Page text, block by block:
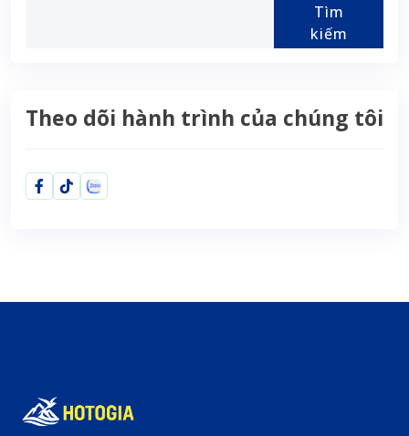
Tìm
kiếm
Theo dõi hành trình của chúng tôi